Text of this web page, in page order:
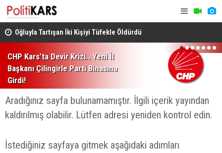
Oğluyla Tartışan İki Kişiyi Tüfekle Öldürdü
Vurgusu..
CHP Kars’ta Devir Krizi.. Yeni İl
Başkanı Çilingirle Parti Binasına
Girdi!
1 2 3 4 5 6 7
Aradığınız sayfa bulunamamıştır. İlgili içerik yayından
kaldırılmış olabilir. Lütfen adresi yeniden kontrol edin.
İstediğiniz sayfaya gitmek aşağıdaki adımları